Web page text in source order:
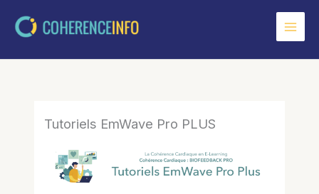
Tutoriels EmWave Pro PLUS